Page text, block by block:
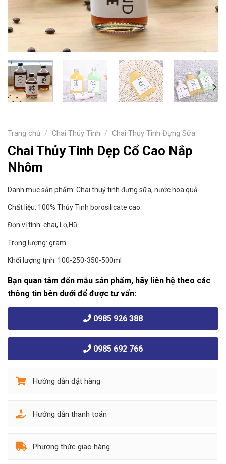
Trang chủ / Chai Thủy Tinh / Chai Thuỷ Tinh Đựng Sữa
Chai Thủy Tinh Dẹp Cổ Cao Nắp
Nhôm
Danh mục sản phẩm: Chai thuỷ tinh đựng sữa, nước hoa quả
Chất liệu: 100% Thủy Tinh borosilicate cao
Đơn vị tính: chai, Lọ,Hũ
Trọng lượng: gram
Khối lượng tịnh: 100-250-350-500ml
Bạn quan tâm đến mẫu sản phẩm, hãy liên hệ theo các
thông tin bên dưới để được tư vấn:
0985 926 388
0985 692 766
Hướng dẫn đặt hàng
Hướng dẫn thanh toán
Phương thức giao hàng